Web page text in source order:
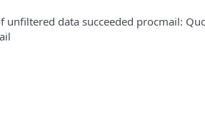
data succeeded procmail: